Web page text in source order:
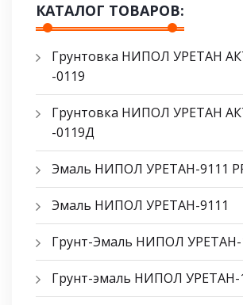
КАТАЛОГ ТОВАРОВ:
Грунтовка НИПОЛ УРЕТАН
-0119
Грунтовка НИПОЛ УРЕТАН
-0119Д
Эмаль НИПОЛ УРЕТАН-9111
Эмаль НИПОЛ УРЕТАН-9111
Грунт-Эмаль НИПОЛ УРЕТАН-
Грунт-эмаль НИПОЛ УРЕТАН-